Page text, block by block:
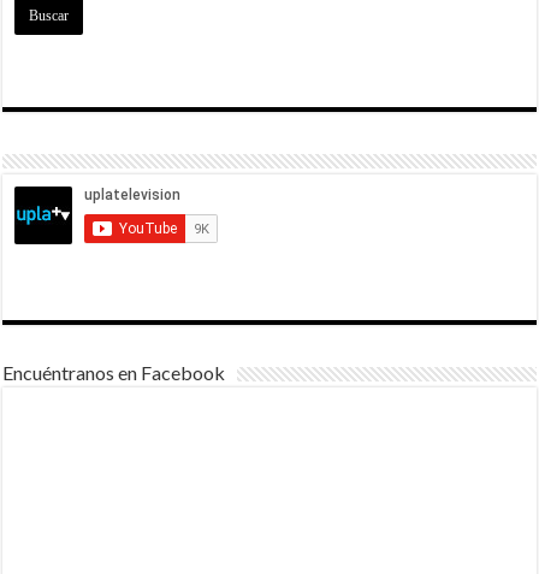
Encuéntranos en Facebook